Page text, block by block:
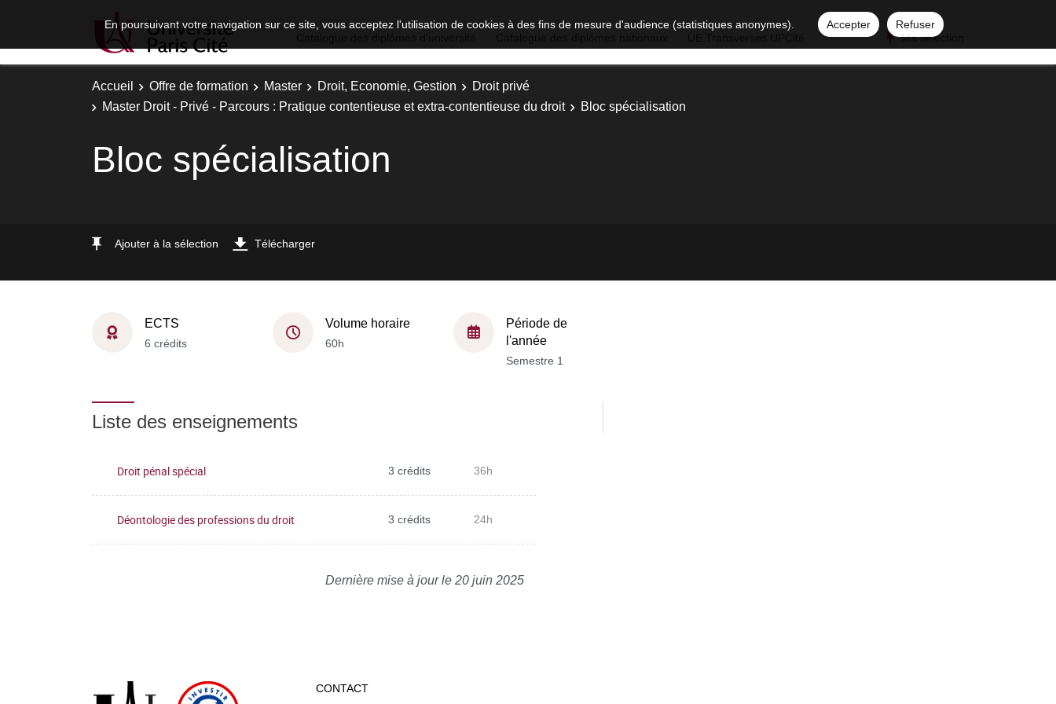
En poursuivant votre navigation sur ce site, vous acceptez l'utilisation de cookies à des fins de mesure d'audience (statistiques anonymes). Accepter
Refuser
Ma sélection
Accueil Offre de formation Master Droit, Economie, Gestion
Droit privé
Master Droit - Privé - Parcours : Pratique contentieuse et extra-contentieuse du droit
Bloc spécialisation
Bloc spécialisation
Ajouter à la sélection Télécharger
ECTS
6 crédits
Volume horaire
60h
Période de
l'année
Semestre 1
Liste des enseignements
Droit pénal spécial 3 crédits 36h
Déontologie des professions du droit 3 crédits 24h
Dernière mise à jour le 20 juin 2025
CONTACT